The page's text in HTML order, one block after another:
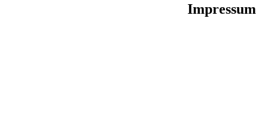
Impressum